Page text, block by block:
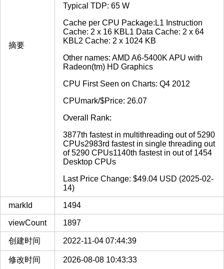
摘要
Typical TDP: 65 W
Cache per CPU Package:L1 Instruction
Cache: 2 x 16 KBL1 Data Cache: 2 x 64
KBL2 Cache: 2 x 1024 KB
Other names: AMD A6-5400K APU with
Radeon(tm) HD Graphics
CPU First Seen on Charts: Q4 2012
CPUmark/$Price: 26.07
Overall Rank:
3877th fastest in multithreading out of 5290
CPUs2983rd fastest in single threading out
of 5290 CPUs1140th fastest in out of 1454
Desktop CPUs
Last Price Change: $49.04 USD (2025-02-
14)
markId 1494
viewCount 1897
创建时间 2022-11-04 07:44:39
修改时间 2026-08-08 10:43:33